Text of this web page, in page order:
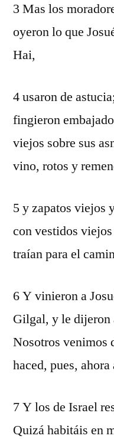
3 Mas los
oyeron lo que
Hai,
4 usaron de
fingieron
viejos sobre sus
vino, rotos y
5 y zapatos viejos
con vestidos
traían para el
6 Y vinieron a
Gilgal, y le dijeron
Nosotros venimos
haced, pues,
7 Y los de Israel
Quizá habitáis en